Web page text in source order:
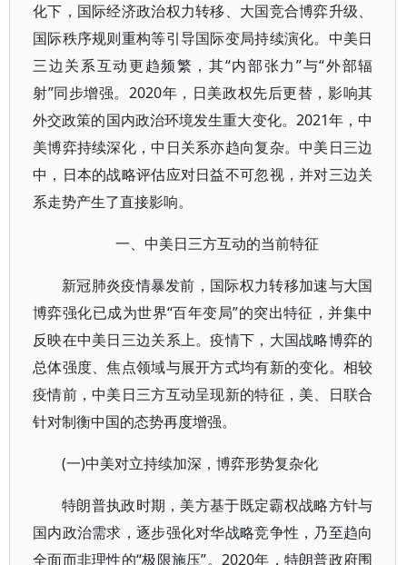
化下，国际经济政治权力转移、大国竞合博弈升级、
国际秩序规则重构等引导国际变局持续演化。中美日
三边关系互动更趋频繁，其“内部张力”与“外部辐
射”同步增强。2020年，日美政权先后更替，影响其
外交政策的国内政治环境发生重大变化。2021年，中
美博弈持续深化，中日关系亦趋向复杂。中美日三边
中，日本的战略评估应对日益不可忽视，并对三边关
系走势产生了直接影响。
一、中美日三方互动的当前特征
新冠肺炎疫情暴发前，国际权力转移加速与大国
博弈强化已成为世界“百年变局”的突出特征，并集中
反映在中美日三边关系上。疫情下，大国战略博弈的
总体强度、焦点领域与展开方式均有新的变化。相较
疫情前，中美日三方互动呈现新的特征，美、日联合
针对制衡中国的态势再度增强。
(一)中美对立持续加深，博弈形势复杂化
特朗普执政时期，美方基于既定霸权战略方针与
国内政治需求，逐步强化对华战略竞争性，乃至趋向
全面而非理性的“极限施压”。2020年，特朗普政府围